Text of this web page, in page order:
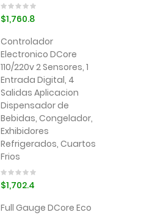
$1,760.8
Controlador
Electronico DCore
110/220v 2 Sensores, 1
Entrada Digital, 4
Salidas Aplicacion
Dispensador de
Bebidas, Congelador,
Exhibidores
Refrigerados, Cuartos
Frios
$1,702.4
Full Gauge DCore Eco